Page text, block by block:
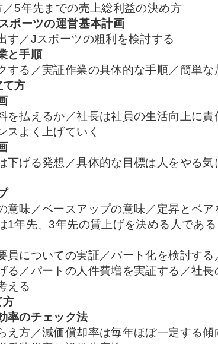
5年先までの売上総利益の決め方
ポーツの運営基本計画
す／Jスポーツの粗利を検討する
と手順
する／実証作業の具体的な手順／簡単
方
を払えるか／社長は社員の生活向上に
スよく上げていく
下げる発想／具体的な目標は人をやる
意味／ベースアップの意味／定昇とベ
1年先、3年先の賃上げを決める人である
員についての実証／パート化を検討す
る／パートの人件費増を実証する／社
える
率のチェック法
え方／減価償却率は毎年ほぼ一定する